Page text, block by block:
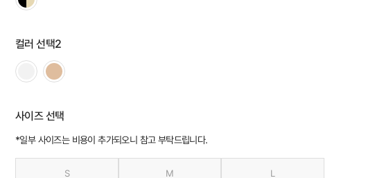
컬러 선택2
사이즈 선택
*일부 사이즈는 비용이 추가되오니 참고 부탁드립니다.
S M L